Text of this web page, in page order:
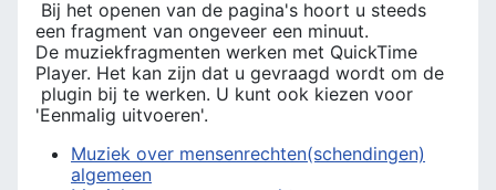
Bij het openen van de pagina's hoort u steeds
een fragment van ongeveer een minuut.
De muziekfragmenten werken met QuickTime
Player. Het kan zijn dat u gevraagd wordt om de
plugin bij te werken. U kunt ook kiezen voor
'Eenmalig uitvoeren'.
Muziek over mensenrechten(schendingen)
algemeen